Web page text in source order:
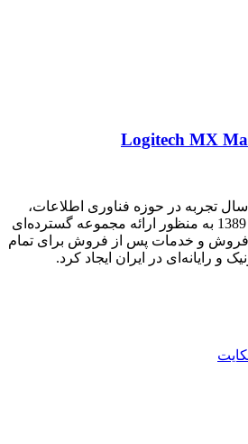
گروه فراسو با بیش از 35 سال تجربه در حوزه فناوری اطلاعات،
شرکت اسپیرو را در سال 1389 به منظور ارائه مجموعه گسترده‌ای
فروش و خدمات پس از فروش برای تمام
و رایانه‌ای در ایران ایجاد کرد.